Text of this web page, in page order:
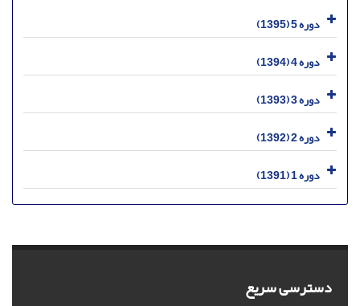
دوره 5 (1395)
دوره 4 (1394)
دوره 3 (1393)
دوره 2 (1392)
دوره 1 (1391)
دسترسی سریع